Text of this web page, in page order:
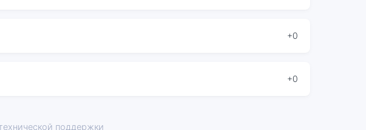
+0
+0
поддержки